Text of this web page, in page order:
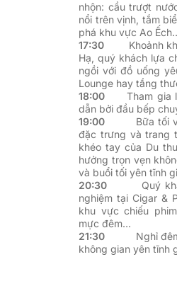
nhộn: cầu trượt
nổi trên vịnh, tắm
phá khu vực Ao
17:30
Khoảnh
Hạ, quý khách lựa
ngồi với đồ uống
Lounge hay tầng
18:00
Tham gia
dẫn bởi đầu bếp
19:00
Bữa tối
đặc trưng và trang
khéo tay của Du
hưởng trọn vẹn
và buổi tối yên tĩnh
20:30
Quý
nghiệm tại Cigar &
khu vực chiếu
mực đêm…
21:30
Nghỉ
không gian yên tĩnh